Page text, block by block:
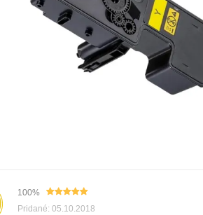
100%
Pridané: 05.10.2018